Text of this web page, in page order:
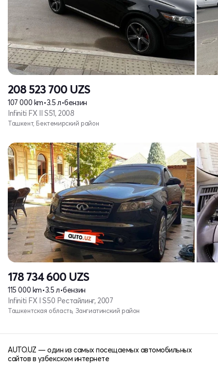
208 523 700 UZS
107 000 km•3.5 л•бензин
Infiniti FX II S51, 2008
Ташкент, Бектемирский район
178 734 600 UZS
115 000 km•3.5 л•бензин
Infiniti FX I S50 Рестайлинг, 2007
Ташкентская область, Зангиатинский район
AUTO.UZ — один из самых посещаемых автомобильных
сайтов в узбекском интернете